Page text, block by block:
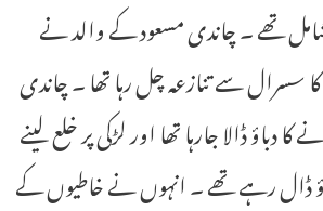
تھے ۔ چاندی مسعود کے والد نے
سسرال سے تنازعہ چل رہا تھا ۔ چاندی
دباؤ ڈالا جارہا تھا اور لڑکی پر خلع لینے
ڈال رہے تھے ۔ انہوں نے خاطیوں کے